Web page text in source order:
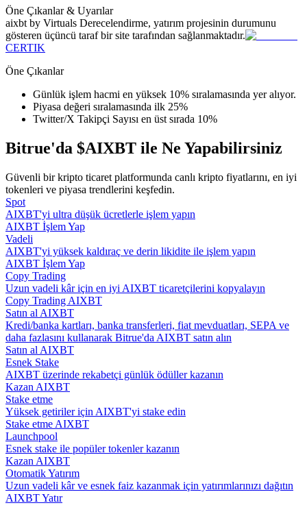
Bilgi
Ticaret bilgileri vb. dahil olmak üzere büyük veri analizi.
Rehber
Ticaret stratejileri
Nasıl kârlı kalabileceğinizi öğrenin
Kazan
Öne Çıkanlar & Uyarılar
aixbt by Virtuals Derecelendirme, yatırım projesinin durumunu
gösteren üçüncü taraf bir site tarafından sağlanmaktadır.
CERTIK
Öne Çıkanlar
Günlük işlem hacmi en yüksek 10% sıralamasında yer alıyor.
Piyasa değeri sıralamasında ilk 25%
Twitter/X Takipçi Sayısı en üst sırada 10%
Bitrue'da $AIXBT ile Ne Yapabilirsiniz
Güvenli bir kripto ticaret platformunda canlı kripto fiyatlarını, en iyi
tokenleri ve piyasa trendlerini keşfedin.
Spot
AIXBT'yi ultra düşük ücretlerle işlem yapın
AIXBT İşlem Yap
Vadeli
AIXBT'yi yüksek kaldıraç ve derin likidite ile işlem yapın
AIXBT İşlem Yap
Copy Trading
Uzun vadeli kâr için en iyi AIXBT ticaretçilerini kopyalayın
Copy Trading AIXBT
Satın al AIXBT
Kredi/banka kartları, banka transferleri, fiat mevduatları, SEPA ve
daha fazlasını kullanarak Bitrue'da AIXBT satın alın
Satın al AIXBT
Esnek Stake
AIXBT üzerinde rekabetçi günlük ödüller kazanın
Kazan AIXBT
Stake etme
Yüksek getiriler için AIXBT'yi stake edin
Stake etme AIXBT
Launchpool
Esnek stake ile popüler tokenler kazanın
Kazan AIXBT
Otomatik Yatırım
Uzun vadeli kâr ve esnek faiz kazanmak için yatırımlarınızı dağıtın
AIXBT Yatır